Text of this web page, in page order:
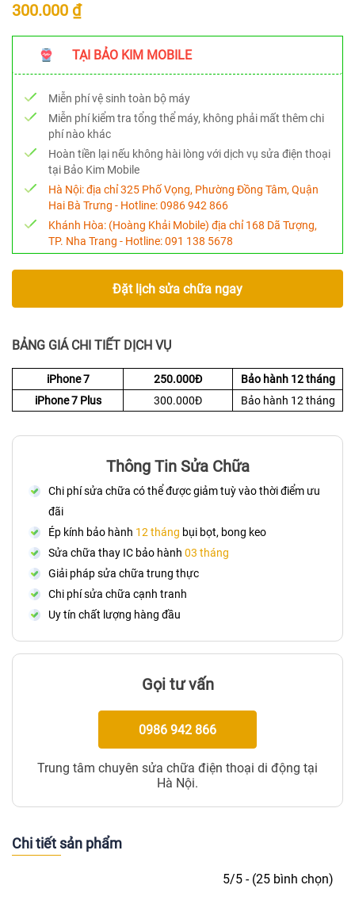
300.000 ₫
TẠI BẢO KIM MOBILE
Miễn phí vệ sinh toàn bộ máy
Miễn phí kiểm tra tổng thể máy, không phải mất thêm chi
phí nào khác
Hoàn tiền lại nếu không hài lòng với dịch vụ sửa điện thoại
tại Bảo Kim Mobile
Hà Nội:địa chỉ 325 Phố Vọng, Phường Đồng Tâm, Quận
Hai Bà Trưng - Hotline:0986 942 866
Khánh Hòa: (Hoàng Khải Mobile) địa chỉ 168 Dã Tượng,
TP. Nha Trang - Hotline:091 138 5678
Đặt lịch sửa chữa ngay
BẢNG GIÁ CHI TIẾT DỊCH VỤ
iPhone 7 250.000Đ
Bảo hành 12 tháng
iPhone 7 Plus
300.000Đ Bảo hành 12 tháng
Thông Tin Sửa Chữa
Chi phí sửa chữa có thể được giảm tuỳ vào thời điểm ưu
đãi
Ép kính bảo hành 12 tháng bụi bọt, bong keo
Sửa chữa thay IC bảo hành 03 tháng
Giải pháp sửa chữa trung thực
Chi phí sửa chữa cạnh tranh
Uy tín chất lượng hàng đầu
Gọi tư vấn
0986 942 866
Trung tâm chuyên sửa chữa điện thoại di động tại
Hà Nội.
Chi tiết sản phẩm
5/5 - (25 bình chọn)